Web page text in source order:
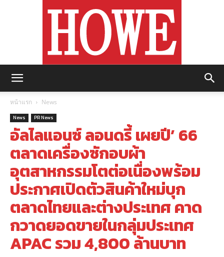
หน้าแรก News
News PR News
อัลไลแอนซ์ ลอนดรี้ เผยปี’ 66
ตลาดเครื่องซักอบผ้า
อุตสาหกรรมโตต่อเนื่องพร้อม
ประกาศเปิดตัวสินค้าใหม่บุก
ตลาดไทยและต่างประเทศ คาด
กวาดยอดขายในกลุ่มประเทศ
APAC รวม 4,800 ล้านบาท